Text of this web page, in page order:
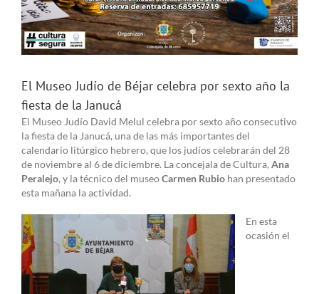
El Museo Judío de Béjar celebra por sexto año la
fiesta de la Janucá
El Museo Judío David Melul celebra por sexto año consecutivo
la fiesta de la Janucá, una de las más importantes del
calendario litúrgico hebrero, que los judíos celebrarán del 28
de noviembre al 6 de diciembre. La concejala de Cultura, Ana
Peralejo, y la técnico del museoCarmen Rubio han presentado
esta mañana la actividad.
En esta
ocasión el